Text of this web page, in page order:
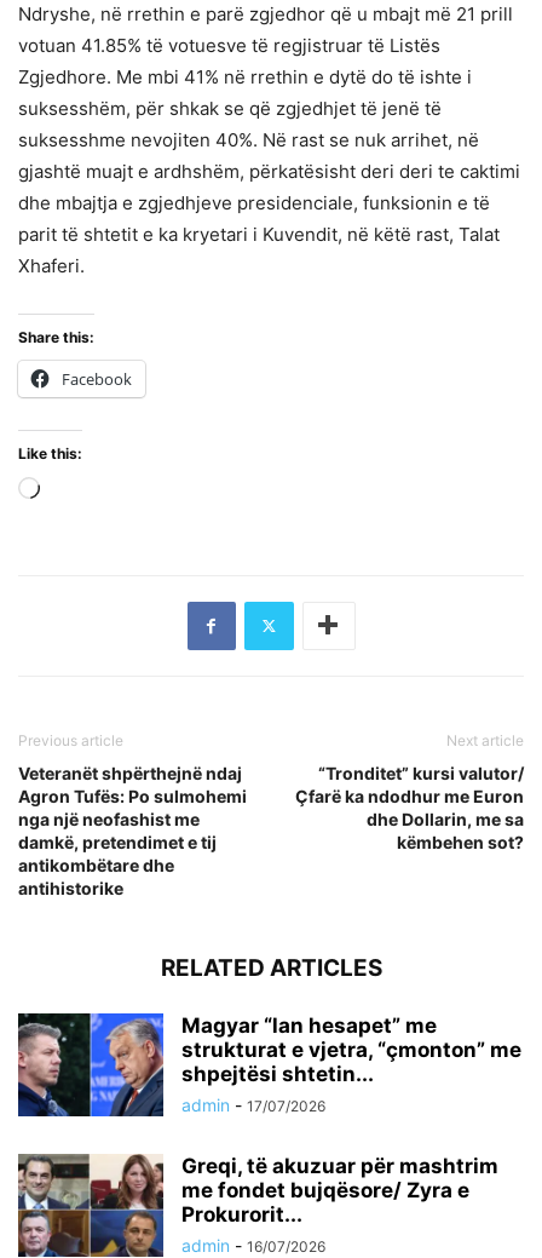
Ndryshe, në rrethin e parë zgjedhor që u mbajt më 21 prill
votuan 41.85% të votuesve të regjistruar të Listës
Zgjedhore. Me mbi 41% në rrethin e dytë do të ishte i
suksesshëm, për shkak se që zgjedhjet të jenë të
suksesshme nevojiten 40%. Në rast se nuk arrihet, në
gjashtë muajt e ardhshëm, përkatësisht deri deri te caktimi
dhe mbajtja e zgjedhjeve presidenciale, funksionin e të
parit të shtetit e ka kryetari i Kuvendit, në këtë rast, Talat
Xhaferi.
Share this:
Facebook
Like this:
Previous article
Veteranët shpërthejnë ndaj
Agron Tufës: Po sulmohemi
nga një neofashist me
damkë, pretendimet e tij
antikombëtare dhe
antihistorike
Next article
“Tronditet” kursi valutor/
Çfarë ka ndodhur me Euron
dhe Dollarin, me sa
këmbehen sot?
RELATED ARTICLES
Magyar “lan hesapet” me
strukturat e vjetra, “çmonton” me
shpejtësi shtetin...
admin - 17/07/2026
Greqi, të akuzuar për mashtrim
me fondet bujqësore/ Zyra e
Prokurorit...
admin - 16/07/2026